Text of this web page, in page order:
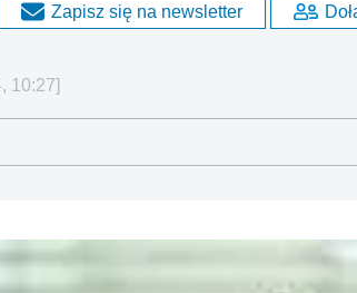
Zapisz się na newsletter
10:27]